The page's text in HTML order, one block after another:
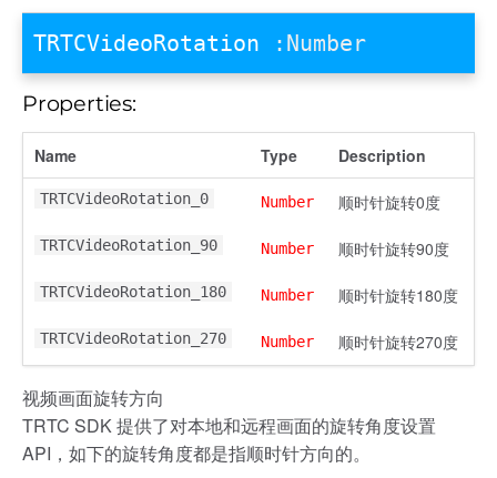
TRTCVideoRotation :Number
Properties:
Name Type Description
TRTCVideoRotation_0 Number 顺时针旋转0度
TRTCVideoRotation_90 Number 顺时针旋转90度
TRTCVideoRotation_180 Number 顺时针旋转180度
TRTCVideoRotation_270 Number 顺时针旋转270度
视频画面旋转方向
TRTC SDK 提供了对本地和远程画面的旋转角度设置
API，如下的旋转角度都是指顺时针方向的。